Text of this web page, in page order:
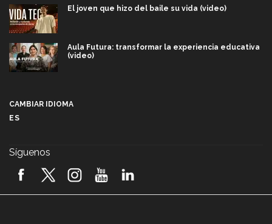
El joven que hizo del baile su vida (video)
Aula Futura: transformar la experiencia educativa
(video)
2026! (video)
CAMBIAR IDIOMA
ES
Síguenos